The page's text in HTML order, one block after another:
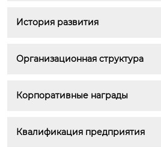
История развития
Организационная структура
Корпоративные награды
Квалификация предприятия